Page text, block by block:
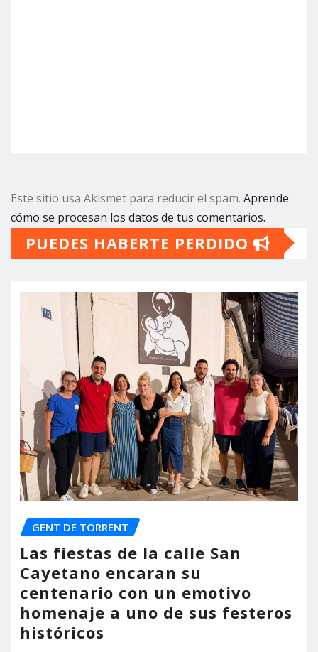
Este sitio usa Akismet para reducir el spam. Aprende
cómo se procesan los datos de tus comentarios.
PUEDES HABERTE PERDIDO
GENT DE TORRENT
Las fiestas de la calle San
Cayetano encaran su
centenario con un emotivo
homenaje a uno de sus festeros
históricos